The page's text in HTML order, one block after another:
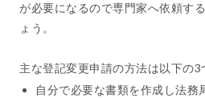
が必要になるので専門家へ依頼す
ょう。
主な登記変更申請の方法は以下の3
自分で必要な書類を作成し法務